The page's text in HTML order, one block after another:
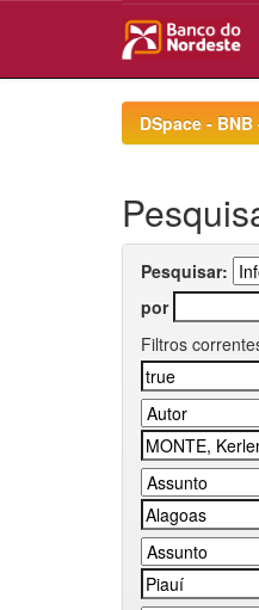
DSpace -
Pesquisar:
por
Filtros